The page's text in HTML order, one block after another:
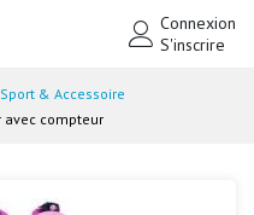
Connexion
S'inscrire
& Accessoire
avec compteur